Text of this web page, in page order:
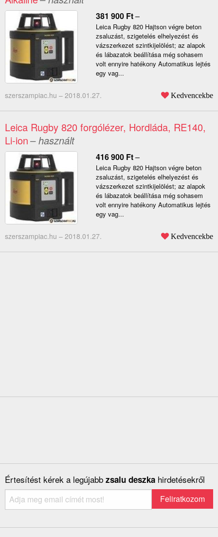
381 900 Ft–
Leica Rugby 820 Hajtson végre beton
zsaluzást, szigetelés elhelyezést és
vázszerkezet szintkijelölést; az alapok
és lábazatok beállítása még sohasem
volt ennyire hatékony Automatikus lejtés
egy vag...
szerszampiac.hu – 2018.01.27. Kedvencekbe
Leica Rugby 820 forgólézer, Hordláda, RE140,
Li-ion– használt
416 900 Ft–
Leica Rugby 820 Hajtson végre beton
zsaluzást, szigetelés elhelyezést és
vázszerkezet szintkijelölést; az alapok
és lábazatok beállítása még sohasem
volt ennyire hatékony Automatikus lejtés
egy vag...
szerszampiac.hu – 2018.01.27. Kedvencekbe
Értesítést kérek a legújabb zsalu deszka hirdetésekről